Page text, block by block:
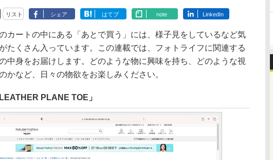
リスト シェア はてブ note LinkedIn
カートの中にある「あとで買う」には、様子見をしているなど気
たくさん入っています。この連載では、フォトライフに関連する
中身をお届けします。どのような物に興味を持ち、どのような視
かなど、日々の物欲をお楽しみください。
PLANE TOE」